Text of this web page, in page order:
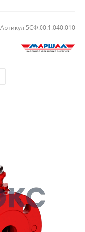
Артикул 5СФ.00.1.040.010